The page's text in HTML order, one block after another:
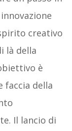
creativo
là della
è
faccia della
Il lancio di